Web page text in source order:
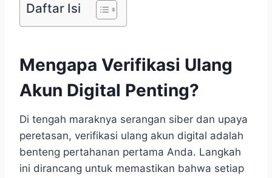
Daftar Isi
Mengapa Verifikasi Ulang
Akun Digital Penting?
Di tengah maraknya serangan siber dan upaya
peretasan, verifikasi ulang akun digital adalah
benteng pertahanan pertama Anda. Langkah
ini dirancang untuk memastikan bahwa setiap